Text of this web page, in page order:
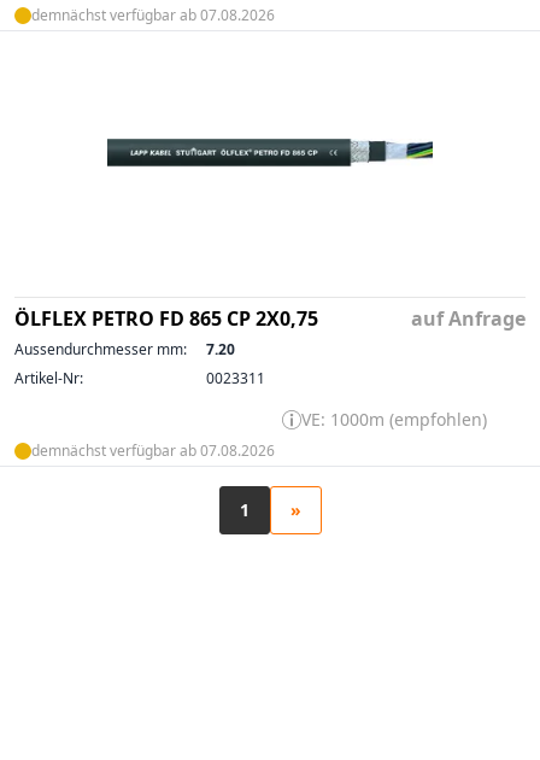
demnächst verfügbar ab 07.08.2026
ÖLFLEX PETRO FD 865 CP 2X0,75 auf Anfrage
Aussendurchmesser mm:
7.20
Artikel-Nr:
0023311
VE: 1000m (empfohlen)
demnächst verfügbar ab 07.08.2026
1 »